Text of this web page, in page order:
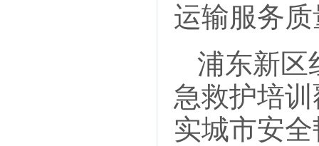
运输服务
浦东新区
急救护培
实城市安